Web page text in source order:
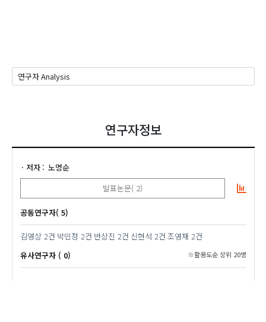
연구자정보
저자
노명순
발표논문( 2)
공동연구자( 5)
김영상 2건 박민정 2건 반상진 2건 신현석 2건 조영재 2건
유사연구자 ( 0)
※활용도순 상위 20명